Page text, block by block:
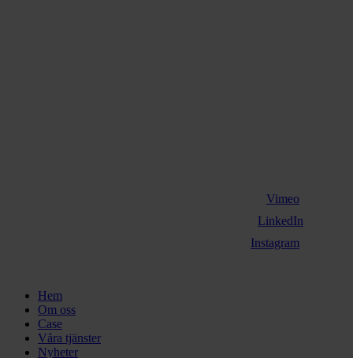
Vimeo
LinkedIn
Instagram
Close
Menu
Hem
Om oss
Case
Våra tjänster
Nyheter